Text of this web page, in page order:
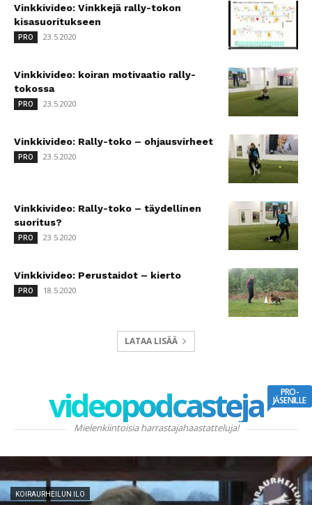
Vinkkivideo: Vinkkejä rally-tokon
kisasuoritukseen
PRO 23.5.2020
Vinkkivideo: koiran motivaatio rally-
tokossa
PRO 23.5.2020
Vinkkivideo: Rally-toko – ohjausvirheet
PRO 23.5.2020
Vinkkivideo: Rally-toko – täydellinen
suoritus?
PRO 23.5.2020
Vinkkivideo: Perustaidot – kierto
PRO 18.5.2020
LATAA LISÄÄ
videopodcasteja PRO-
JÄSENILLE
Mielenkiintoisia harrastajahaastatteluja!
KOIRAURHEILUN ILO